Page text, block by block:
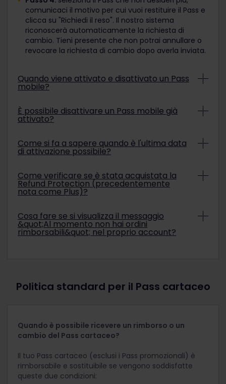
comunicaci il motivo per cui vuoi restituire il Pass e
clicca su "Richiedi il reso". Il nostro sistema
riconoscerà automaticamente la richiesta di
cambio. Tieni presente che non potrai annullare o
revocare la richiesta di cambio dopo averla inviata.
Quando viene attivato e disattivato un Pass
mobile?
definito il primo e l'ultimo giorno del Periodo di
validità. Il Periodo di validità si considera definito
visualizzate alla voce "Periodo di validità" nella
sezione "Il mio pass" dell'app Rail Planner.
Il Pass mobile non è attivo quando non viene
attivato.
È possibile disattivare un Pass mobile già
attivato?
momento prima dell'inizio della data di inizio
scelta. Vai su Il mio pass, tocca i tre puntini in alto
Se il Periodo di validità è già iniziato, il Pass mobile
non può più essere disattivato.
Come si fa a sapere quando è l'ultima data
di attivazione possibile?
possibile in due modi:
Alla voce "Attiva entro la data" nell'e-mail di
Pass mobile; oppure
Alla voce "Attiva questo Pass entro" nella
sezione Il mio Pass dell'app Rail Planner
Come verificare se è stata acquistata la
Refund Protection (precedentemente
nota come Plus)?
indicato nella "Conferma di pagamento" in PDF
allegata all'e-mail di conferma dell'ordine.
Cosa fare se si visualizza il messaggio
&quot;Al momento non hai ordini
rimborsabili&quot; nel proprio account?
richiedere un rimborso o un cambio.
l'acquisto del Pass. Se l'accesso è stato
effettuato con un account diverso, il Pass non
verrà visualizzato. Sarà pertanto necessario
accedere al medesimo account utilizzato per
l'acquisto del Pass originale.
Politica standard per il Pass cartaceo
Quando è possibile ricevere un rimborso o un
cambio del Pass cartaceo?
Il tuo Pass cartaceo (esclusi i Pass promozionali) è
rimborsabile e sostituibile se vengono soddisfatte
queste due condizioni: